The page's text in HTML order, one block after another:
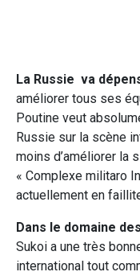
La Russie va
améliorer tous ses
Poutine veut
Russie sur la scène
moins d’améliorer la
« Complexe militaro
actuellement en
Dans le domaine
Sukoi a une très
international tout